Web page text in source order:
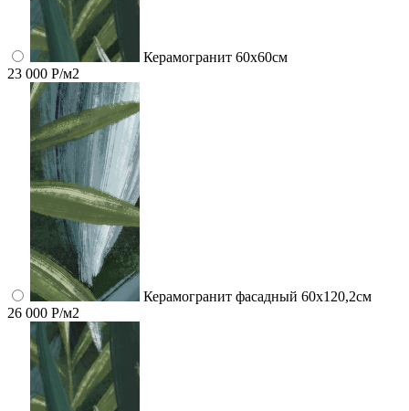
Керамогранит 60x60см
23 000 Р/м2
Керамогранит фасадный 60x120,2см
26 000 Р/м2